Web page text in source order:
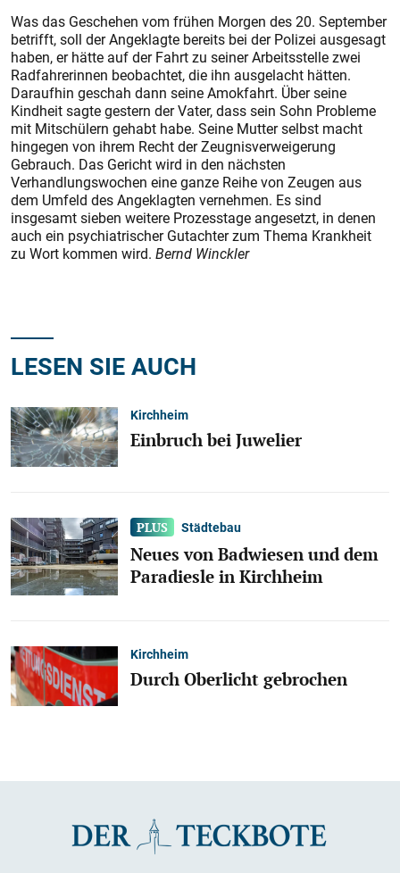
Was das Geschehen vom frühen Morgen des 20. September
betrifft, soll der Angeklagte bereits bei der Polizei ausgesagt
haben, er hätte auf der Fahrt zu seiner Arbeitsstelle zwei
Radfahrerinnen beobachtet, die ihn ausgelacht hätten.
Daraufhin geschah dann seine Amokfahrt. Über seine
Kindheit sagte gestern der Vater, dass sein Sohn Probleme
mit Mitschülern gehabt habe. Seine Mutter selbst macht
hingegen von ihrem Recht der Zeugnisverweigerung
Gebrauch. Das Gericht wird in den nächsten
Verhandlungswochen eine ganze Reihe von Zeugen aus
dem Umfeld des Angeklagten vernehmen. Es sind
insgesamt sieben weitere Prozesstage angesetzt, in denen
auch ein psychiatrischer Gutachter zum Thema Krankheit
zu Wort kommen wird. Bernd Winckler
LESEN SIE AUCH
Kirchheim
Einbruch bei Juwelier
Städtebau
Neues von Badwiesen und dem
Paradiesle in Kirchheim
Kirchheim
Durch Oberlicht gebrochen